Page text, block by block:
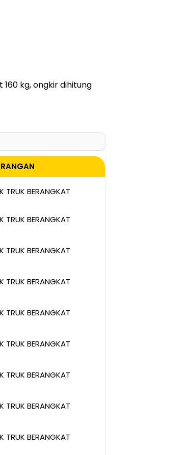
kg, ongkir dihitung
TRUK BERANGKAT
TRUK BERANGKAT
TRUK BERANGKAT
TRUK BERANGKAT
TRUK BERANGKAT
TRUK BERANGKAT
TRUK BERANGKAT
TRUK BERANGKAT
TRUK BERANGKAT